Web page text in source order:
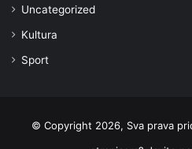
Uncategorized
Kultura
Sport
© Copyright 2026, Sva prava